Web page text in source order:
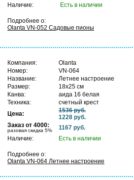
Наличие:
Есть в наличии
Подробнее о:
Olanta VN-052 Садовые пионы
Компания:
Olanta
Номер:
VN-064
Название:
Летнее настроение
Размер:
18х25 см
Канва:
аида 16 белая
Техника:
счетный крест
Цена:
1536 руб.
1228 руб.
Заказ от 4000:
разовая скидка 5%
1167 руб.
Наличие:
Есть в наличии
Подробнее о:
Olanta VN-064 Летнее настроение